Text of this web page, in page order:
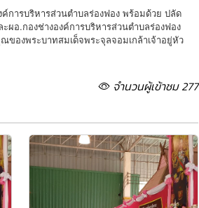
การบริหารส่วนตำบลร่องฟอง พร้อมด้วย ปลัด
ผอ.กองช่างองค์การบริหารส่วนตำบลร่องฟอง
ของพระบาทสมเด็จพระจุลจอมเกล้าเจ้าอยู่หัว
จำนวนผู้เข้าชม 277